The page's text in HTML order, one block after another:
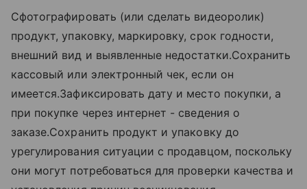
Сфотографировать (или сделать видеоролик)
продукт, упаковку, маркировку, срок годности,
внешний вид и выявленные недостатки.Сохранить
кассовый или электронный чек, если он
имеется.Зафиксировать дату и место покупки, а
при покупке через интернет - сведения о
заказе.Сохранить продукт и упаковку до
урегулирования ситуации с продавцом, поскольку
они могут потребоваться для проверки качества и